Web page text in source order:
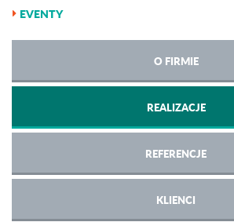
EVENTY
O FIRMIE
REALIZACJE
REFERENCJE
KLIENCI